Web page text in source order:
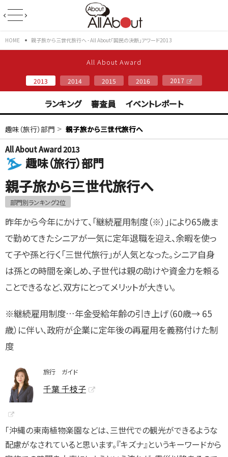
HOME 親子旅から三世代旅行へ - All About「国民の決断」アワード2013
All About Award
2013 2014 2015 2016 2017
ランキング 審査員 イベントレポート
趣味（旅行）部門 > 親子旅から三世代旅行へ
All About Award 2013
趣味（旅行）部門
親子旅から三世代旅行へ
部門別ランキング2位
昨年から今年にかけて、「継続雇用制度（※）」により65歳ま
で勤めてきたシニアが一気に定年退職を迎え、余暇を使っ
て子や孫と行く「三世代旅行」が人気となった。シニア自身
は孫との時間を楽しめ、子世代は親の助けや資金力を頼る
ことできるなど、双方にとってメリットが大きい。
※継続雇用制度…年金受給年齢の引き上げ（60歳→ 65
歳）に伴い、政府が企業に定年後の再雇用を義務付けた制
度
旅行 ガイド
千葉 千枝子
「沖縄の東南植物楽園などは、三世代での観光ができるような
配慮がなされていると思います。『キズナ』というキーワードから